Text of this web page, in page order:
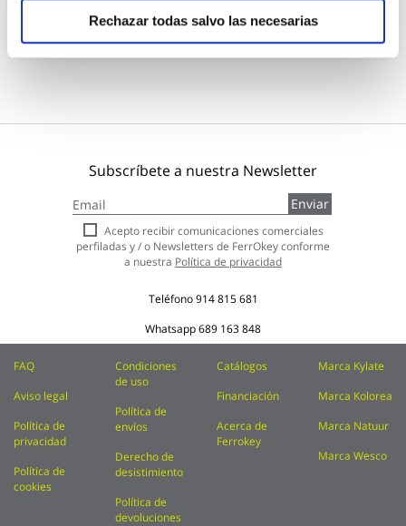
Rechazar todas salvo las necesarias
Añadir al carrito
Subscríbete a nuestra Newsletter
a
nuestro
boletín
de
Enviar
Acepto recibir comunicaciones comerciales
perfiladas y / o Newsletters de FerrOkey conforme
a nuestra Política de privacidad
Teléfono914 815 681
Whatsapp689 163 848
FAQ
Aviso legal
Política de
privacidad
Política de
cookies
Condiciones
de uso
Política de
envíos
Derecho de
desistimiento
Política de
devoluciones
Catálogos
Financiación
Acerca de
Ferrokey
Marca Kylate
Marca Kolorea
Marca Natuur
Marca Wesco